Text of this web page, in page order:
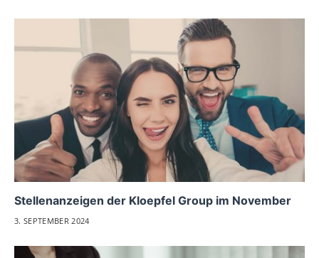
Stellenanzeigen der Kloepfel Group im November
3. SEPTEMBER 2024